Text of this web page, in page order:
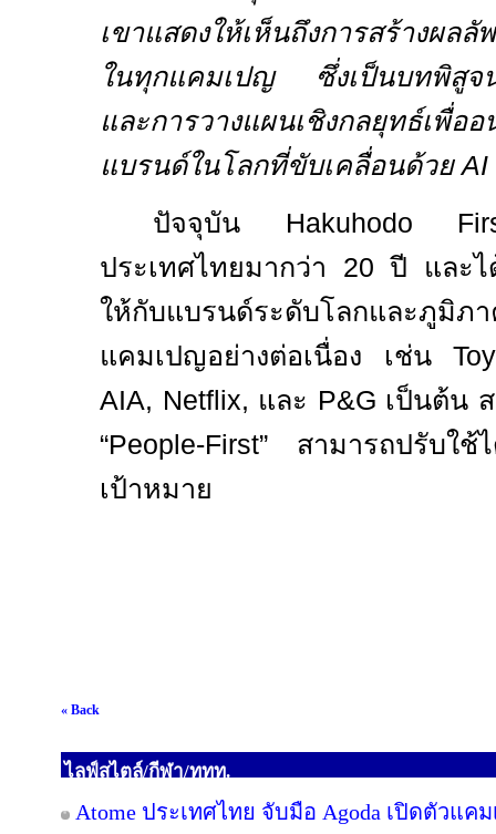
เขาแสดงให้เห็นถึงการสร้างผล
ในทุกแคมเปญ ซึ่งเป็นบทพิสูจน์
และการวางแผนเชิงกลยุทธ์เพื่อ
แบรนด์ในโลกที่ขับเคลื่อนด้วยAI
ปัจจุบัน Hakuhodo
ประเทศไทยมากว่า 20ปี และไ
ให้กับแบรนด์ระดับโลกและภูมิภ
แคมเปญอย่างต่อเนื่อง เช่น
AIA, Netflix, และ P&G เป็นต้น
“People-First” สามารถปรับใ
เป้าหมาย
« Back
ไลฟ์สไตล์/กีฬา/ททท.
Atome ประเทศไทย จับมือ Agoda เปิดตัวแ